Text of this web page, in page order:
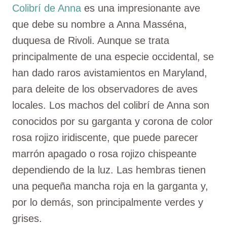
Colibrí de Anna es una impresionante ave
que debe su nombre a Anna Masséna,
duquesa de Rivoli. Aunque se trata
principalmente de una especie occidental, se
han dado raros avistamientos en Maryland,
para deleite de los observadores de aves
locales. Los machos del colibrí de Anna son
conocidos por su garganta y corona de color
rosa rojizo iridiscente, que puede parecer
marrón apagado o rosa rojizo chispeante
dependiendo de la luz. Las hembras tienen
una pequeña mancha roja en la garganta y,
por lo demás, son principalmente verdes y
grises.